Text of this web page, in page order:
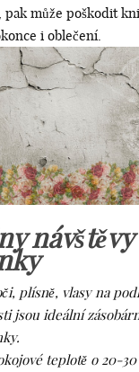
pak může poškodit
i oblečení.
návštěvy
plísně, vlasy na
jsou ideální
teplotě o 20-30